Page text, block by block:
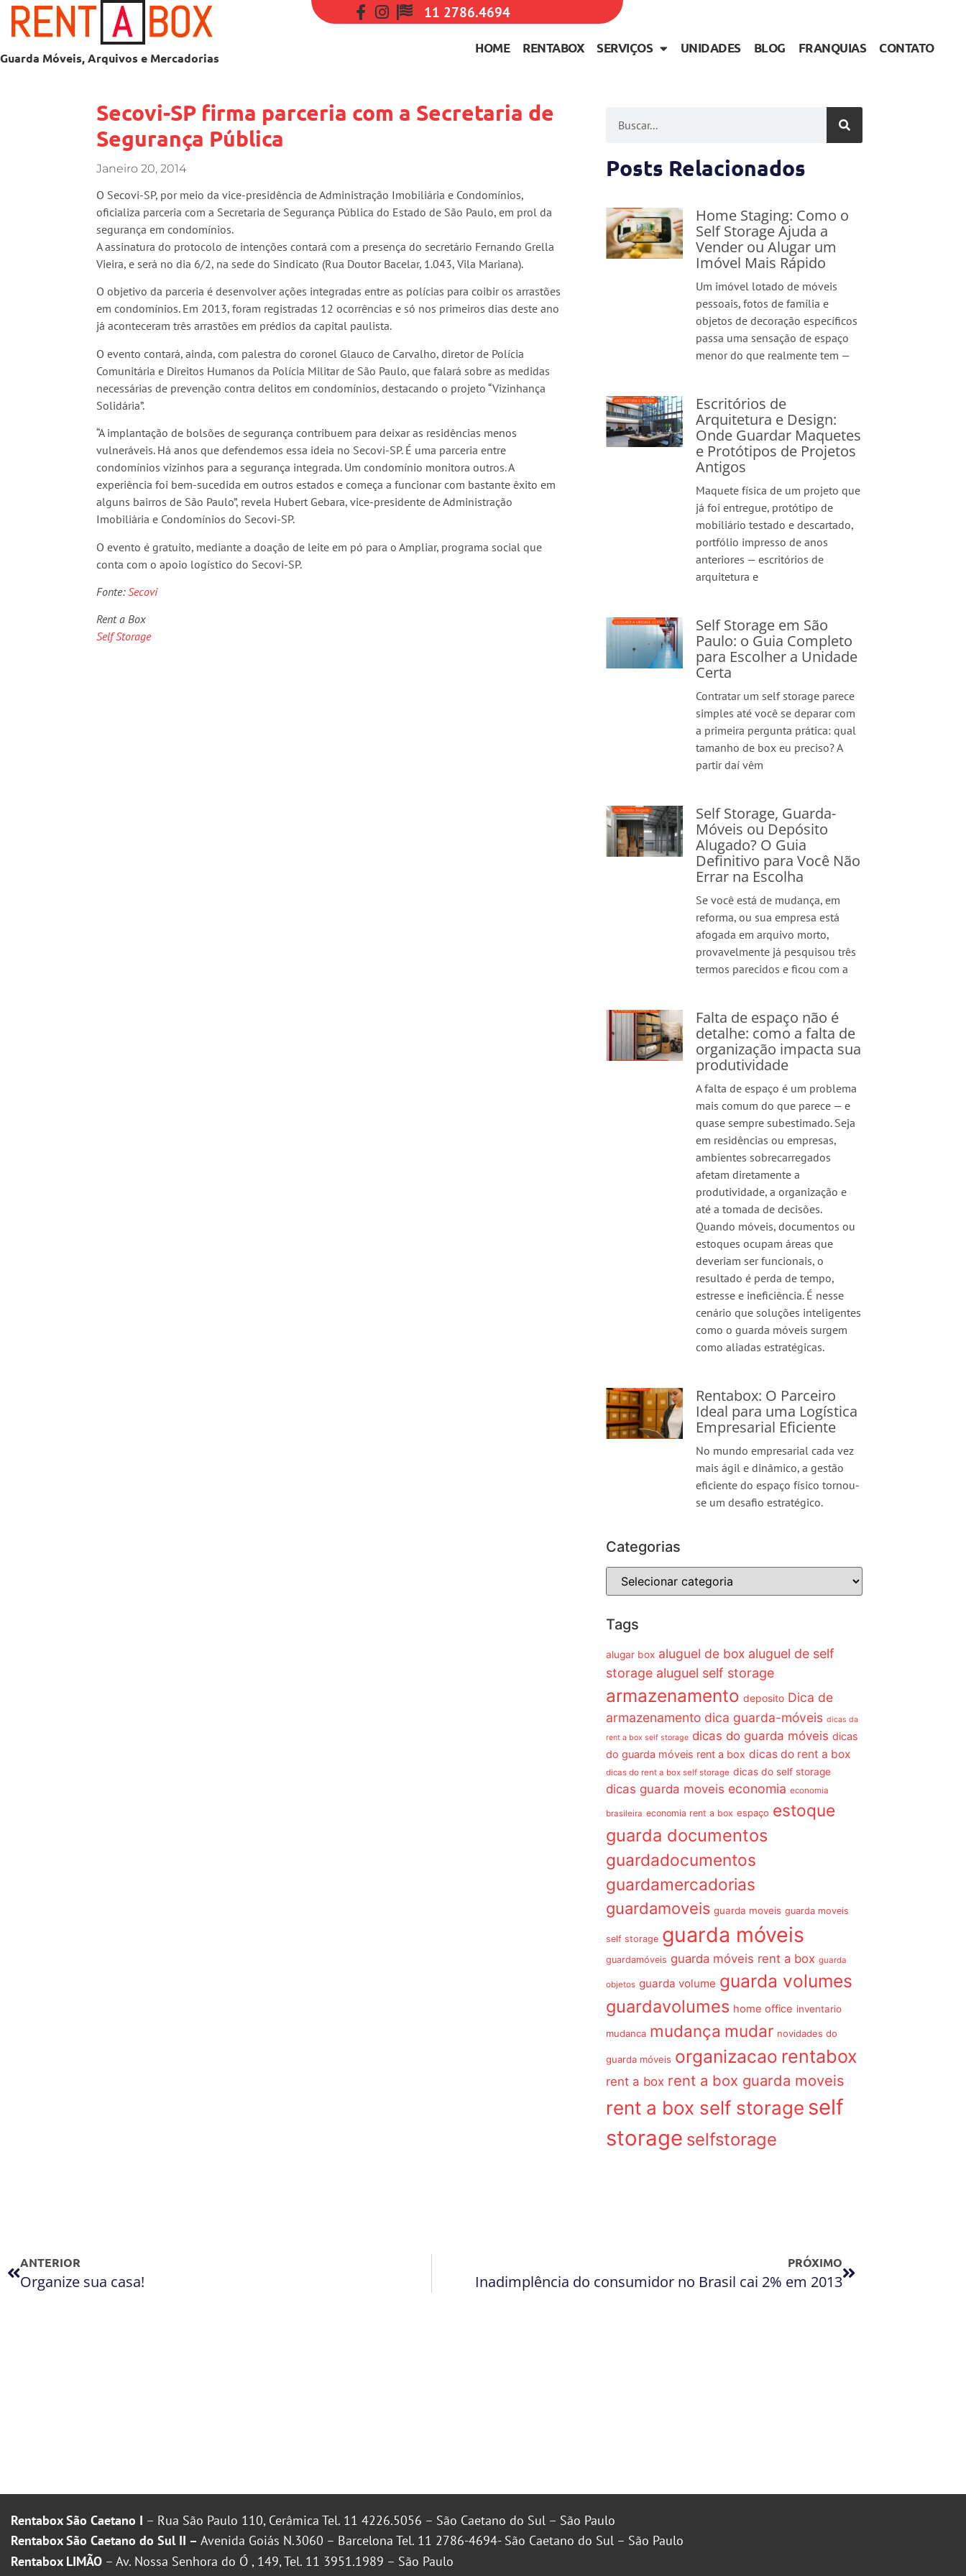
11 2786.4694
Guarda Móveis, Arquivos e Mercadorias
HOME RENTABOX SERVIÇOS UNIDADES BLOG FRANQUIAS CONTATO
Secovi-SP firma parceria com a Secretaria de
Segurança Pública
Janeiro 20, 2014
O Secovi-SP, por meio da vice-presidência de Administração Imobiliária e Condomínios,
oficializa parceria com a Secretaria de Segurança Pública do Estado de São Paulo, em prol da
segurança em condomínios.
A assinatura do protocolo de intenções contará com a presença do secretário Fernando Grella
Vieira, e será no dia 6/2, na sede do Sindicato (Rua Doutor Bacelar, 1.043, Vila Mariana).
O objetivo da parceria é desenvolver ações integradas entre as polícias para coibir os arrastões
em condomínios. Em 2013, foram registradas 12 ocorrências e só nos primeiros dias deste ano
já aconteceram três arrastões em prédios da capital paulista.
O evento contará, ainda, com palestra do coronel Glauco de Carvalho, diretor de Polícia
Comunitária e Direitos Humanos da Polícia Militar de São Paulo, que falará sobre as medidas
necessárias de prevenção contra delitos em condomínios, destacando o projeto “Vizinhança
Solidária”.
“A implantação de bolsões de segurança contribuem para deixar as residências menos
vulneráveis. Há anos que defendemos essa ideia no Secovi-SP. É uma parceria entre
condomínios vizinhos para a segurança integrada. Um condomínio monitora outros. A
experiência foi bem-sucedida em outros estados e começa a funcionar com bastante êxito em
alguns bairros de São Paulo”, revela Hubert Gebara, vice-presidente de Administração
Imobiliária e Condomínios do Secovi-SP.
O evento é gratuito, mediante a doação de leite em pó para o Ampliar, programa social que
conta com o apoio logístico do Secovi-SP.
Fonte:Secovi
Rent a Box
Self Storage
Posts Relacionados
Home Staging: Como o
Self Storage Ajuda a
Vender ou Alugar um
Imóvel Mais Rápido
Um imóvel lotado de móveis
pessoais, fotos de família e
objetos de decoração específicos
passa uma sensação de espaço
menor do que realmente tem —
Escritórios de
Arquitetura e Design:
Onde Guardar Maquetes
e Protótipos de Projetos
Antigos
Maquete física de um projeto que
já foi entregue, protótipo de
mobiliário testado e descartado,
portfólio impresso de anos
anteriores — escritórios de
arquitetura e
Self Storage em São
Paulo: o Guia Completo
para Escolher a Unidade
Certa
Contratar um self storage parece
simples até você se deparar com
a primeira pergunta prática: qual
tamanho de box eu preciso? A
partir daí vêm
Self Storage, Guarda-
Móveis ou Depósito
Alugado? O Guia
Definitivo para Você Não
Errar na Escolha
Se você está de mudança, em
reforma, ou sua empresa está
afogada em arquivo morto,
provavelmente já pesquisou três
termos parecidos e ficou com a
Falta de espaço não é
detalhe: como a falta de
organização impacta sua
produtividade
A falta de espaço é um problema
mais comum do que parece — e
quase sempre subestimado. Seja
em residências ou empresas,
ambientes sobrecarregados
afetam diretamente a
produtividade, a organização e
até a tomada de decisões.
Quando móveis, documentos ou
estoques ocupam áreas que
deveriam ser funcionais, o
resultado é perda de tempo,
estresse e ineficiência. É nesse
cenário que soluções inteligentes
como o guarda móveis surgem
como aliadas estratégicas.
Rentabox: O Parceiro
Ideal para uma Logística
Empresarial Eficiente
No mundo empresarial cada vez
mais ágil e dinâmico, a gestão
eficiente do espaço físico tornou-
se um desafio estratégico.
Categorias
Tags
alugar box aluguel de box aluguel de self
storage aluguel self storage
armazenamento deposito Dica de
armazenamento dica guarda-móveis dicas da
rent a box self storage dicas do guarda móveis dicas
do guarda móveis rent a box dicas do rent a box
dicas do rent a box self storage dicas do self storage
dicas guarda moveis economia economia
brasileira economia rent a box espaço estoque
guarda documentos
guardadocumentos
guardamercadorias
guardamoveis guarda moveis guarda moveis
self storage guarda móveis
guardamóveis guarda móveis rent a box guarda
objetos guarda volume guarda volumes
guardavolumes home office inventario
mudanca mudança mudar novidades do
guarda móveis organizacao rentabox
rent a box rent a box guarda moveis
rent a box self storage self
storage selfstorage
ANTERIOR
Organize sua casa!
PRÓXIMO
Inadimplência do consumidor no Brasil cai 2% em 2013
Rentabox São Caetano I – Rua São Paulo 110, Cerâmica Tel. 11 4226.5056 – São Caetano do Sul – São Paulo
Rentabox São Caetano do Sul II – Avenida Goiás N.3060 – Barcelona Tel. 11 2786-4694- São Caetano do Sul – São Paulo
Rentabox LIMÃO – Av. Nossa Senhora do Ó , 149, Tel. 11 3951.1989 – São Paulo